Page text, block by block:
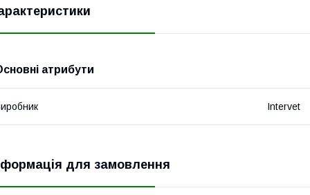
атрибути
Intervet
для замовлення